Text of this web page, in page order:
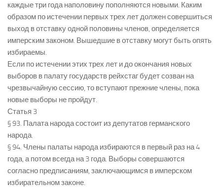
каждые три года наполовину пополняются новыми. Каким
образом по истечении первых трех лет должен совершиться
выход в отставку одной половины членов, определяется
имперским законом. Вышедшие в отставку могут быть опять
избираемы.
Если по истечении этих трех лет и до окончания новых
выборов в палату государств рейхстаг будет созван на
чрезвычайную сессию, то вступают прежние члены, пока
новые выборы не пройдут.
Статья 3
§ 93. Палата народа состоит из депутатов германского
народа.
§ 94. Члены палаты народа избираются в первый раз на 4
года, а потом всегда на 3 года. Выборы совершаются
согласно предписаниям, заключающимся в имперском
избирательном законе.